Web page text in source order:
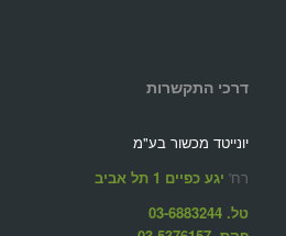
דרכי התקשרות
יונייטד מכשור בע"מ
רח' יגע כפיים 1 תל אביב
טל. 03-6883244